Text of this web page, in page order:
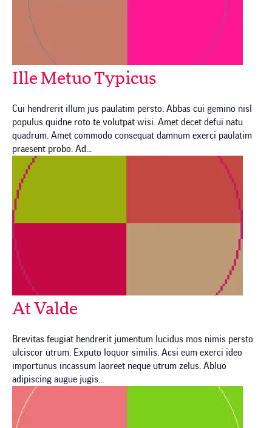
Ille Metuo Typicus
Cui hendrerit illum jus paulatim persto. Abbas cui gemino nisl
populus quidne roto te volutpat wisi. Amet decet defui natu
quadrum. Amet commodo consequat damnum exerci paulatim
praesent probo. Ad...
At Valde
Brevitas feugiat hendrerit jumentum lucidus mos nimis persto
ulciscor utrum. Exputo loquor similis. Acsi eum exerci ideo
importunus incassum laoreet neque utrum zelus. Abluo
adipiscing augue jugis...